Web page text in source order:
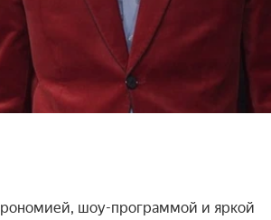
шоу-программой и яркой